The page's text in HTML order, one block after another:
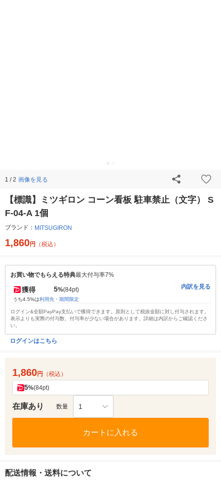
1 / 2 画像を見る
【標識】ミツギロン コーン看板 駐車禁止（文字） S
F-04-A 1個
ブランド： MITSUGIRON
1,860円 （税込）
お買い物でもらえる特典最大付与率7%
獲得 5%(84pt)
うち4.5%は利用先・期間限定
内訳を見る
ログイン&全額PayPay支払いで獲得できます。原則として税抜金額に対し付与されます。
表示よりも実際の付与数、付与率が少ない場合があります。詳細は内訳からご確認くださ
い。
ログインはこちら
1,860円 （税込）
5%(84pt)
在庫あり 数量 1
カートに入れる
配送情報・送料について